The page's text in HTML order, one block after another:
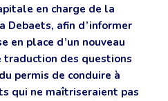
en charge de la
Debaets, afin d’informer
en place d’un nouveau
des questions
permis de conduire à
qui ne maîtriseraient pas